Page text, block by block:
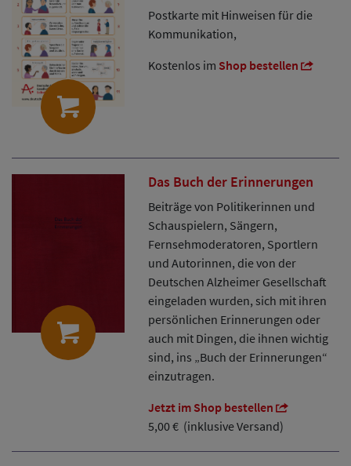
Postkarte mit Hinweisen für die
Kommunikation,
Kostenlos im Shop bestellen
Das Buch der Erinnerungen
Beiträge von Politikerinnen und
Schauspielern, Sängern,
Fernsehmoderatoren, Sportlern
und Autorinnen, die von der
Deutschen Alzheimer Gesellschaft
eingeladen wurden, sich mit ihren
persönlichen Erinnerungen oder
auch mit Dingen, die ihnen wichtig
sind, ins „Buch der Erinnerungen“
einzutragen.
Jetzt im Shop bestellen
5,00 € (inklusive Versand)